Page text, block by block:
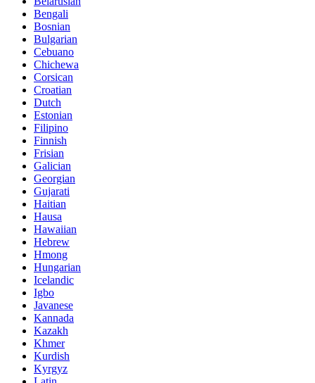
Bengali
Bosnian
Bulgarian
Cebuano
Chichewa
Corsican
Croatian
Dutch
Estonian
Filipino
Finnish
Frisian
Galician
Georgian
Gujarati
Haitian
Hausa
Hawaiian
Hebrew
Hmong
Hungarian
Icelandic
Igbo
Javanese
Kannada
Kazakh
Khmer
Kurdish
Kyrgyz